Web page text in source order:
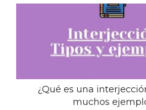
¿Qué es una
muchos